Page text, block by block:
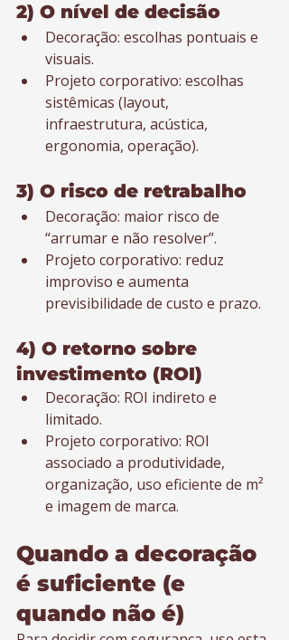
2) O nível de decisão
Decoração: escolhas pontuais e
visuais.
Projeto corporativo: escolhas
sistêmicas (layout,
infraestrutura, acústica,
ergonomia, operação).
3) O risco de retrabalho
Decoração: maior risco de
“arrumar e não resolver”.
Projeto corporativo: reduz
improviso e aumenta
previsibilidade de custo e prazo.
4) O retorno sobre
investimento (ROI)
Decoração: ROI indireto e
limitado.
Projeto corporativo: ROI
associado a produtividade,
organização, uso eficiente de m²
e imagem de marca.
Quando a decoração
é suficiente (e
quando não é)